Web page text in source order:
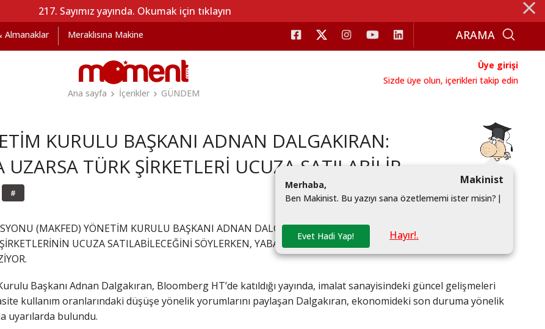
217. Sayımız yayında. Okumak için tıklayın ⨯
Almanaklar Meraklısına Makine
Üye girişi
Sizde üye olun, içerikleri takip edin
Ana sayfa
İçerikler GÜNDEM
KURULU BAŞKANI ADNAN DALGAKIRAN:
TÜRK ŞİRKETLERİ UCUZA SATILABİLİR
#
Makinist
Merhaba,
Ben Makinist. Bu yazıyı sana özetlememi ister misin? |
Evet Hadi Yap! Hayır!.
(MAKFED) YÖNETİM KURULU BAŞKANI ADNAN DALGAKIRAN, EKONOMİDEKİ TOPARLANMANIN UZUN
UCUZA SATILABİLECEĞİNİ SÖYLERKEN, YABANCI FİRMALARIN BU KONUDA ANALİZLERE
Başkanı Adnan Dalgakıran, Bloomberg HT’de katıldığı yayında, imalat sanayisindeki güncel gelişmeleri
kullanım oranlarındaki düşüşe yönelik yorumlarını paylaşan Dalgakıran, ekonomideki son duruma yönelik
uyarılarda bulundu.